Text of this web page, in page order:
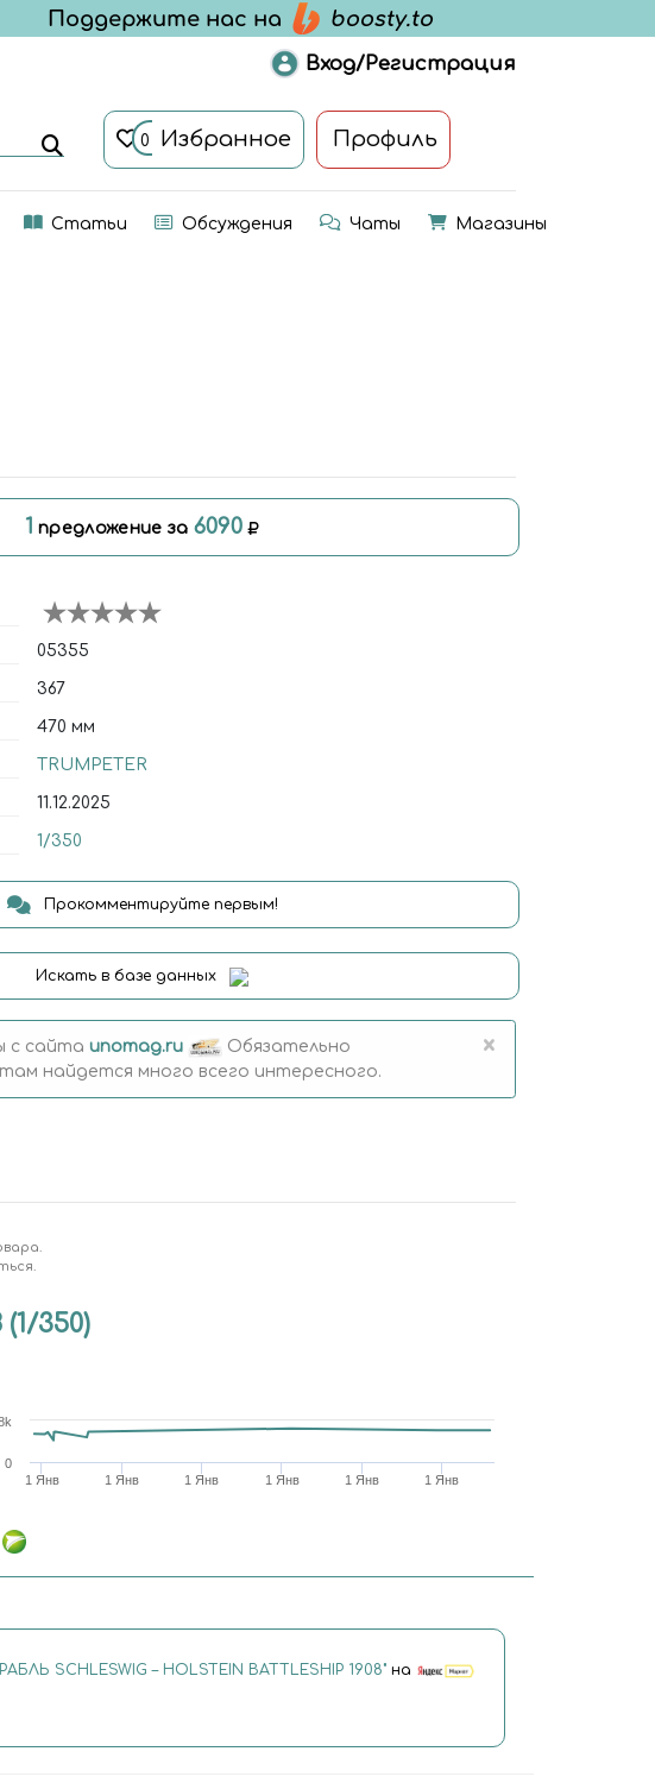
Вход/Регистрация
0 Избранное Профиль
Статьи Обсуждения Чаты Магазины
1 предложение за 6090
05355
367
470 мм
TRUMPETER
11.12.2025
1/350
Прокомментируйте первым!
Искать в базе данных
с сайта unomag.ru
Обязательно
найдется много всего интересного.
×
350)
1 Янв 1 Янв 1 Янв 1 Янв 1 Янв 1 Янв
0
SCHLESWIG – HOLSTEIN BATTLESHIP 1908" на